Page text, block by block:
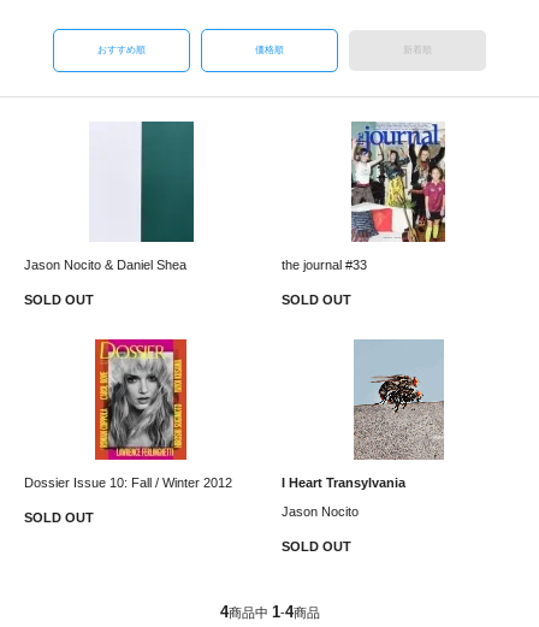
おすすめ順 価格順 新着順
Jason Nocito & Daniel Shea
SOLD OUT
the journal #33
SOLD OUT
Dossier Issue 10: Fall / Winter 2012
SOLD OUT
I Heart Transylvania
Jason Nocito
SOLD OUT
4商品中 1-4商品